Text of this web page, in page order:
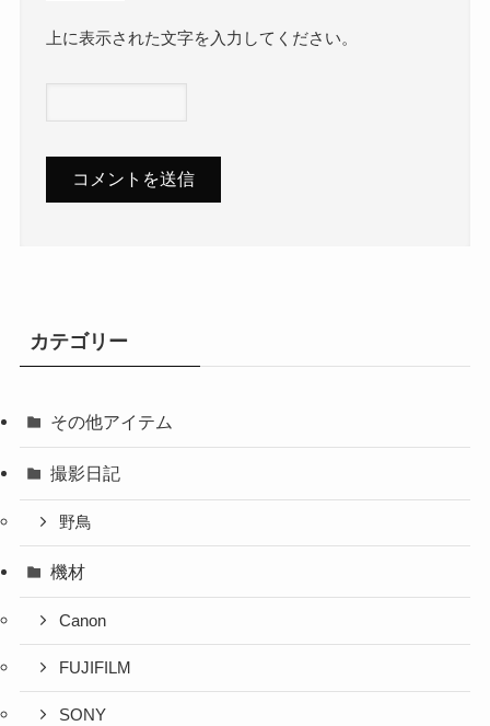
上に表示された文字を入力してください。
カテゴリー
その他アイテム
撮影日記
野鳥
機材
Canon
FUJIFILM
SONY